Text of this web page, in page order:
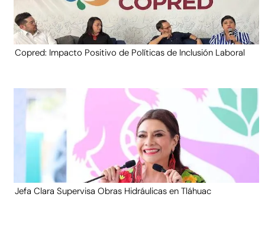
Copred: Impacto Positivo de Políticas de Inclusión Laboral
Jefa Clara Supervisa Obras Hidráulicas en Tláhuac